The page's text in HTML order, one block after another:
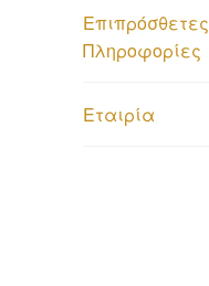
Επιπρόσθετες
Πληροφορίες
Εταιρία